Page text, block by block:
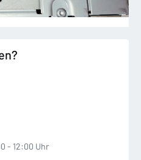
- 12:00 Uhr